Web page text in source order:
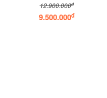
12.900.000đ
9.500.000đ